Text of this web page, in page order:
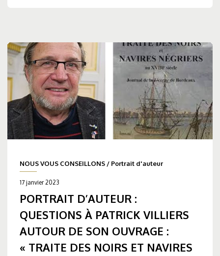
NOUS VOUS CONSEILLONS / Portrait d'auteur
17 janvier 2023
PORTRAIT D’AUTEUR :
QUESTIONS À PATRICK VILLIERS
AUTOUR DE SON OUVRAGE :
« TRAITE DES NOIRS ET NAVIRES